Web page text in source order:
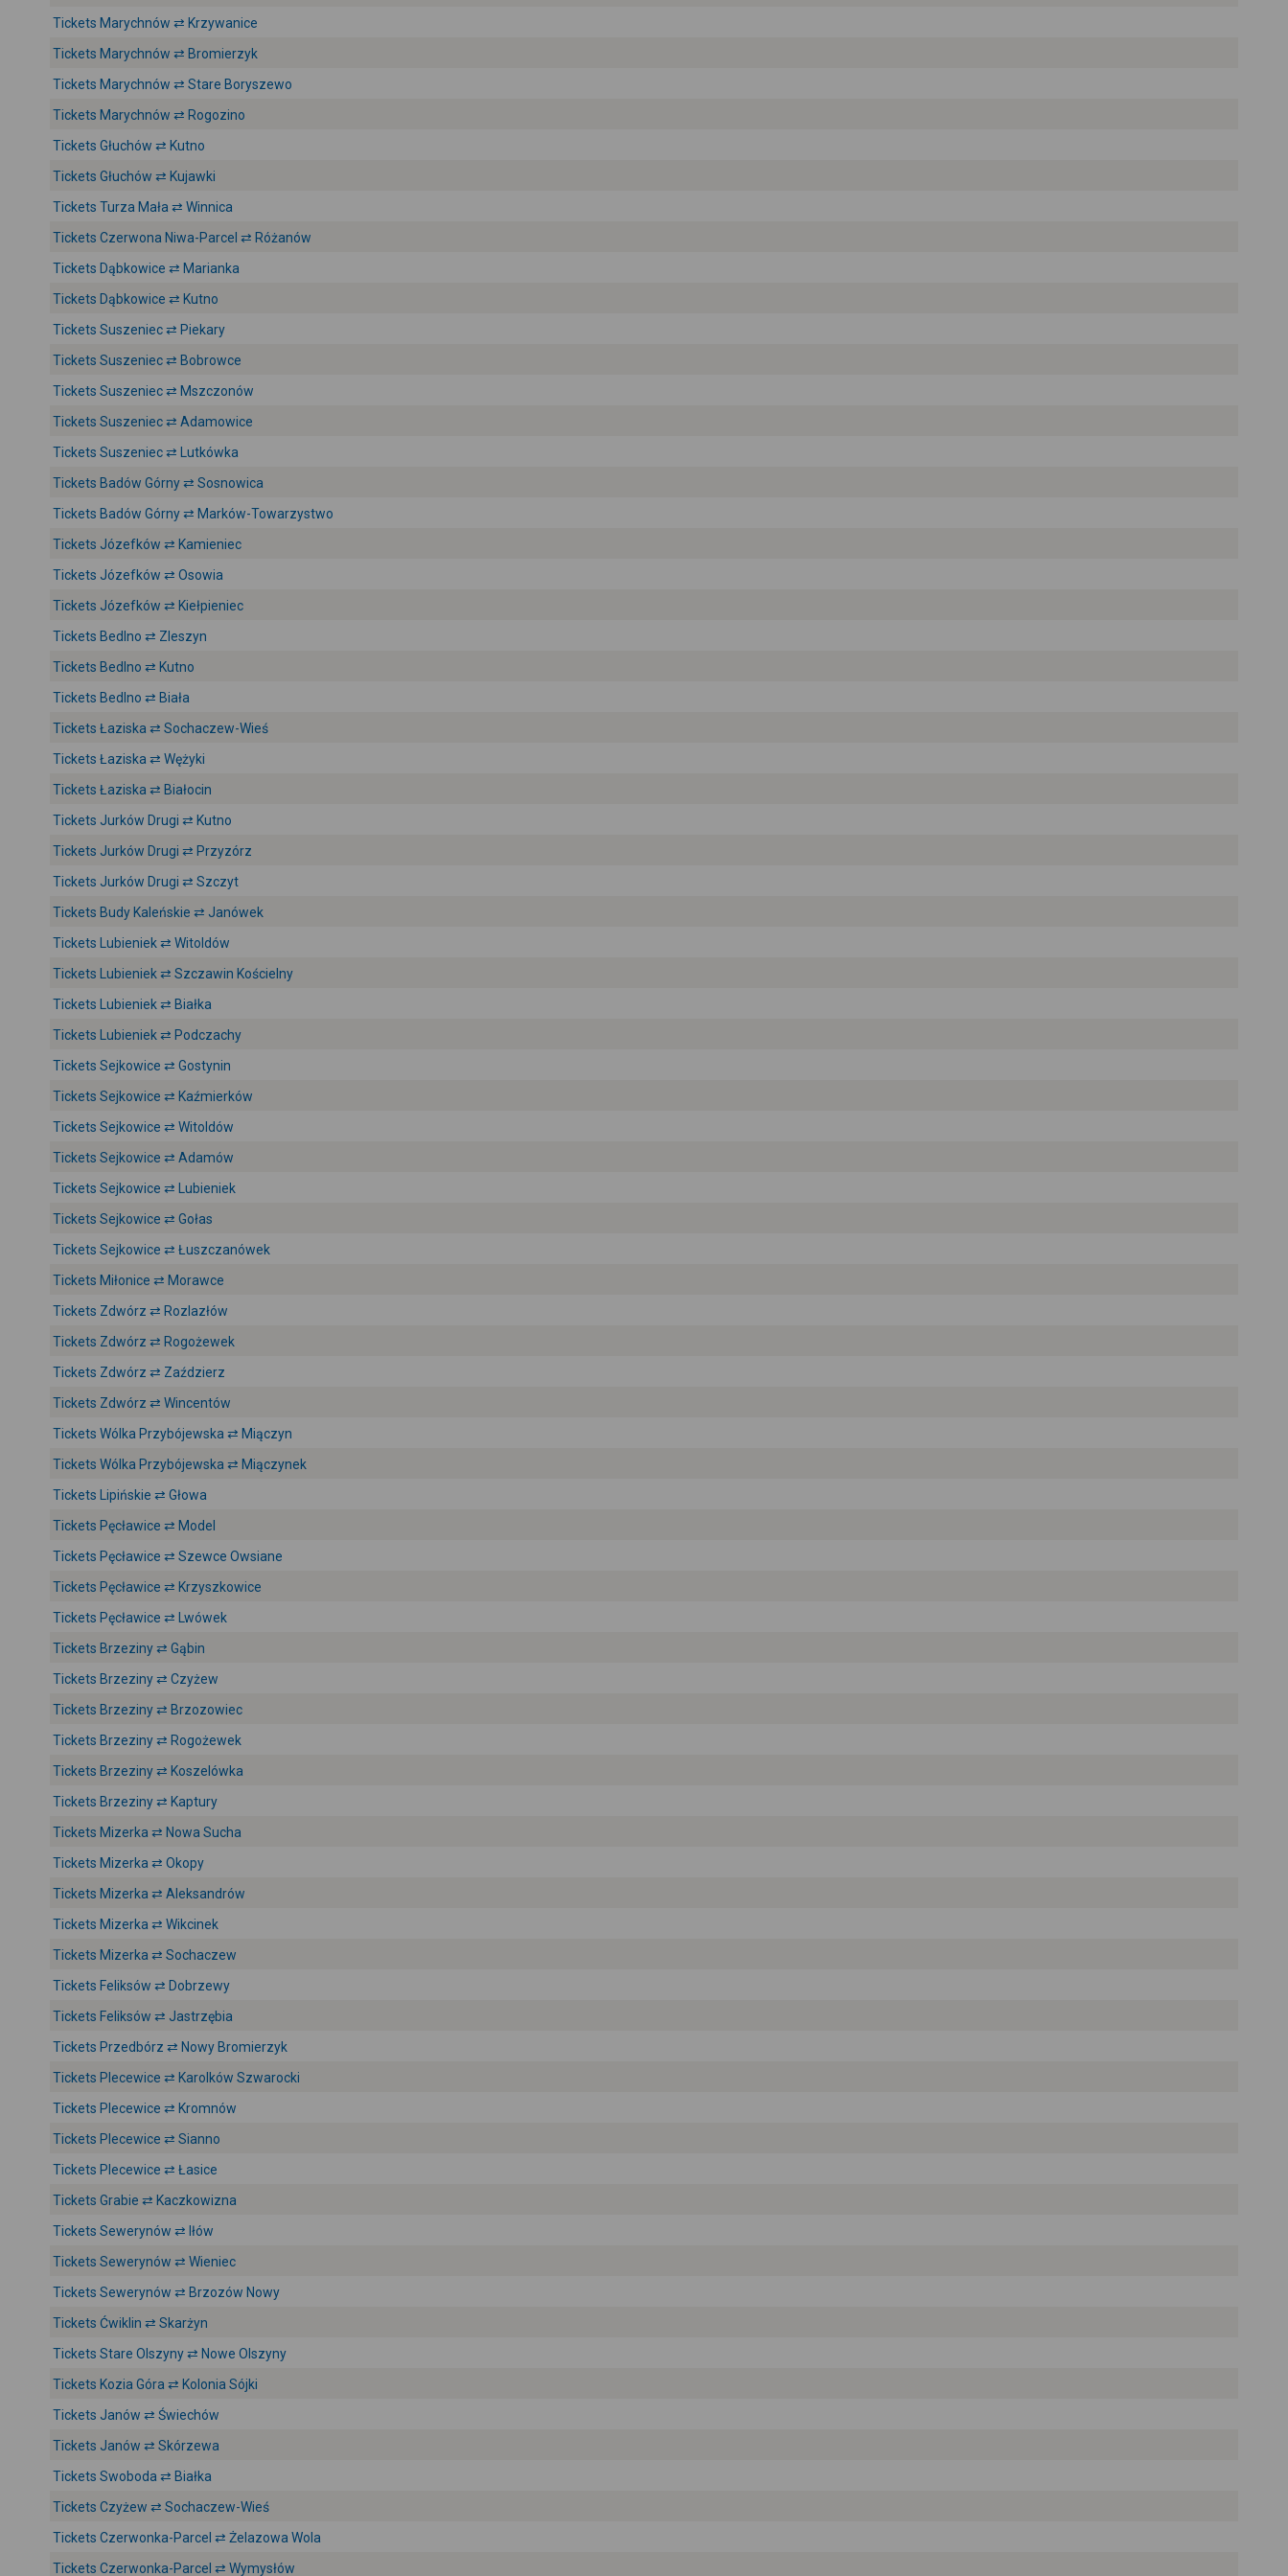
Tickets Marychnów ⇄ Krzywanice
Tickets Marychnów ⇄ Bromierzyk
Tickets Marychnów ⇄ Stare Boryszewo
Tickets Marychnów ⇄ Rogozino
Tickets Głuchów ⇄ Kutno
Tickets Głuchów ⇄ Kujawki
Tickets Turza Mała ⇄ Winnica
Tickets Czerwona Niwa-Parcel ⇄ Różanów
Tickets Dąbkowice ⇄ Marianka
Tickets Dąbkowice ⇄ Kutno
Tickets Suszeniec ⇄ Piekary
Tickets Suszeniec ⇄ Bobrowce
Tickets Suszeniec ⇄ Mszczonów
Tickets Suszeniec ⇄ Adamowice
Tickets Suszeniec ⇄ Lutkówka
Tickets Badów Górny ⇄ Sosnowica
Tickets Badów Górny ⇄ Marków-Towarzystwo
Tickets Józefków ⇄ Kamieniec
Tickets Józefków ⇄ Osowia
Tickets Józefków ⇄ Kiełpieniec
Tickets Bedlno ⇄ Zleszyn
Tickets Bedlno ⇄ Kutno
Tickets Bedlno ⇄ Biała
Tickets Łaziska ⇄ Sochaczew-Wieś
Tickets Łaziska ⇄ Wężyki
Tickets Łaziska ⇄ Białocin
Tickets Jurków Drugi ⇄ Kutno
Tickets Jurków Drugi ⇄ Przyzórz
Tickets Jurków Drugi ⇄ Szczyt
Tickets Budy Kaleńskie ⇄ Janówek
Tickets Lubieniek ⇄ Witoldów
Tickets Lubieniek ⇄ Szczawin Kościelny
Tickets Lubieniek ⇄ Białka
Tickets Lubieniek ⇄ Podczachy
Tickets Sejkowice ⇄ Gostynin
Tickets Sejkowice ⇄ Kaźmierków
Tickets Sejkowice ⇄ Witoldów
Tickets Sejkowice ⇄ Adamów
Tickets Sejkowice ⇄ Lubieniek
Tickets Sejkowice ⇄ Gołas
Tickets Sejkowice ⇄ Łuszczanówek
Tickets Miłonice ⇄ Morawce
Tickets Zdwórz ⇄ Rozlazłów
Tickets Zdwórz ⇄ Rogożewek
Tickets Zdwórz ⇄ Zaździerz
Tickets Zdwórz ⇄ Wincentów
Tickets Wólka Przybójewska ⇄ Miączyn
Tickets Wólka Przybójewska ⇄ Miączynek
Tickets Lipińskie ⇄ Głowa
Tickets Pęcławice ⇄ Model
Tickets Pęcławice ⇄ Szewce Owsiane
Tickets Pęcławice ⇄ Krzyszkowice
Tickets Pęcławice ⇄ Lwówek
Tickets Brzeziny ⇄ Gąbin
Tickets Brzeziny ⇄ Czyżew
Tickets Brzeziny ⇄ Brzozowiec
Tickets Brzeziny ⇄ Rogożewek
Tickets Brzeziny ⇄ Koszelówka
Tickets Brzeziny ⇄ Kaptury
Tickets Mizerka ⇄ Nowa Sucha
Tickets Mizerka ⇄ Okopy
Tickets Mizerka ⇄ Aleksandrów
Tickets Mizerka ⇄ Wikcinek
Tickets Mizerka ⇄ Sochaczew
Tickets Feliksów ⇄ Dobrzewy
Tickets Feliksów ⇄ Jastrzębia
Tickets Przedbórz ⇄ Nowy Bromierzyk
Tickets Plecewice ⇄ Karolków Szwarocki
Tickets Plecewice ⇄ Kromnów
Tickets Plecewice ⇄ Sianno
Tickets Plecewice ⇄ Łasice
Tickets Grabie ⇄ Kaczkowizna
Tickets Sewerynów ⇄ Iłów
Tickets Sewerynów ⇄ Wieniec
Tickets Sewerynów ⇄ Brzozów Nowy
Tickets Ćwiklin ⇄ Skarżyn
Tickets Stare Olszyny ⇄ Nowe Olszyny
Tickets Kozia Góra ⇄ Kolonia Sójki
Tickets Janów ⇄ Świechów
Tickets Janów ⇄ Skórzewa
Tickets Swoboda ⇄ Białka
Tickets Czyżew ⇄ Sochaczew-Wieś
Tickets Czerwonka-Parcel ⇄ Żelazowa Wola
Tickets Czerwonka-Parcel ⇄ Wymysłów